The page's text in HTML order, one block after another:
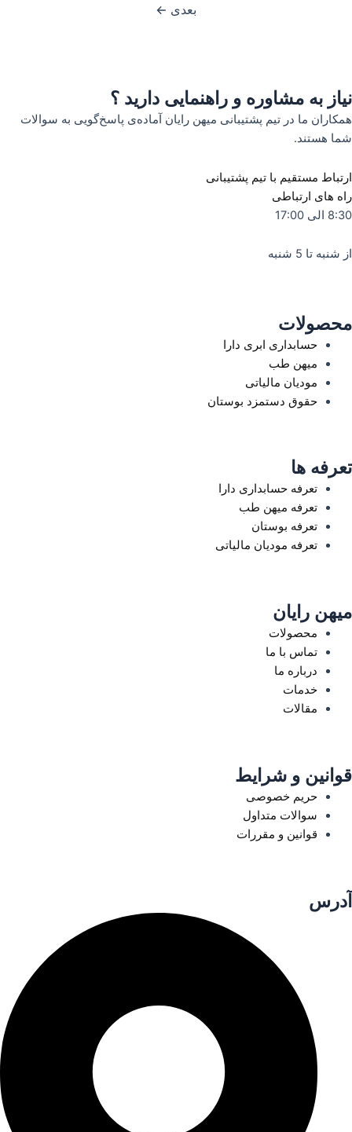
بعدی ←
نیاز به مشاوره و راهنمایی دارید ؟
همکاران ما در تیم پشتیبانی میهن رایان آماده‌ی پاسخ‌گویی به سوالات
شما هستند.
ارتباط مستقیم با تیم پشتیبانی
راه های ارتباطی
8:30 الی 17:00
از شنبه تا 5 شنبه
محصولات
حسابداری ابری دارا
میهن طب
مودیان مالیاتی
حقوق دستمزد بوستان
تعرفه ها
تعرفه حسابداری دارا
تعرفه میهن طب
تعرفه بوستان
تعرفه مودیان مالیاتی
میهن رایان
محصولات
تماس با ما
درباره ما
خدمات
مقالات
قوانین و شرایط
حریم خصوصی
سوالات متداول
قوانین و مقررات
آدرس